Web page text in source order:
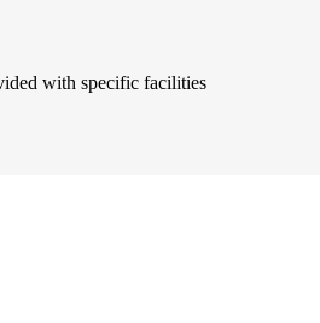
with specific facilities